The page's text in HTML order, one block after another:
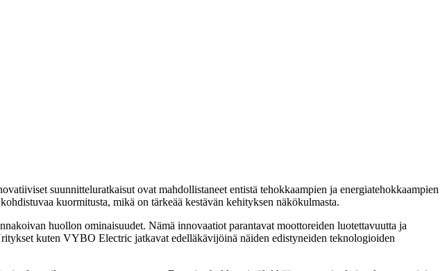
suunnitteluratkaisut ovat mahdollistaneet entistä tehokkaampien ja energiatehokkaampien
kuormitusta, mikä on tärkeää kestävän kehityksen näkökulmasta.
huollon ominaisuudet. Nämä innovaatiot parantavat moottoreiden luotettavuutta ja
kuten VYBO Electric jatkavat edelläkävijöinä näiden edistyneiden teknologioiden